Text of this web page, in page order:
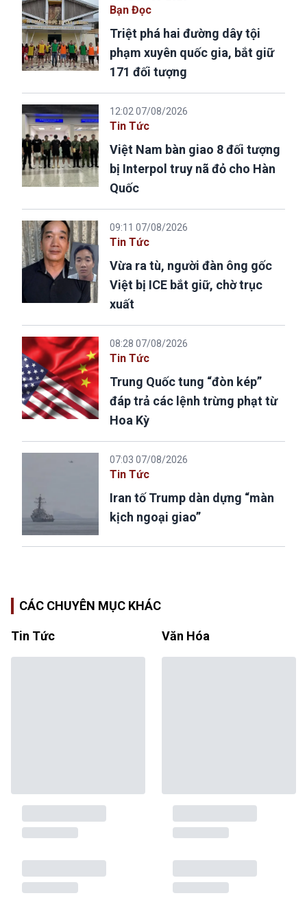
Bạn Đọc
Triệt phá hai đường dây tội
phạm xuyên quốc gia, bắt giữ
171 đối tượng
12:02 07/08/2026
Tin Tức
Việt Nam bàn giao 8 đối tượng
bị Interpol truy nã đỏ cho Hàn
Quốc
09:11 07/08/2026
Tin Tức
Vừa ra tù, người đàn ông gốc
Việt bị ICE bắt giữ, chờ trục
xuất
08:28 07/08/2026
Tin Tức
Trung Quốc tung “đòn kép”
đáp trả các lệnh trừng phạt từ
Hoa Kỳ
07:03 07/08/2026
Tin Tức
Iran tố Trump dàn dựng “màn
kịch ngoại giao”
CÁC CHUYÊN MỤC KHÁC
Tin Tức Văn Hóa